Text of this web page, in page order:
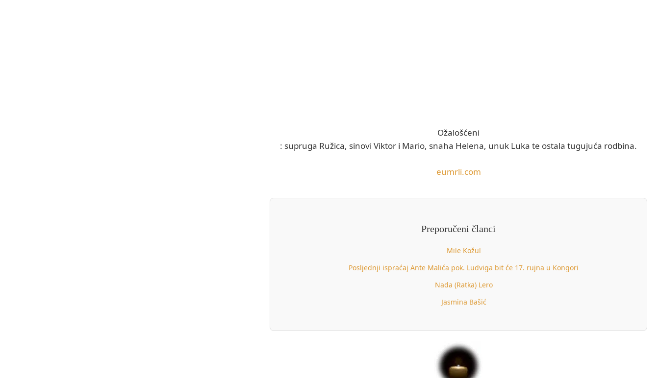
Ožalošćeni
: supruga Ružica, sinovi Viktor i Mario, snaha Helena, unuk Luka te ostala tugujuća rodbina.
eumrli.com
Preporučeni članci
Mile Kožul
Posljednji ispraćaj Ante Malića pok. Ludviga bit će 17. rujna u Kongori
Nada (Ratka) Lero
Jasmina Bašić